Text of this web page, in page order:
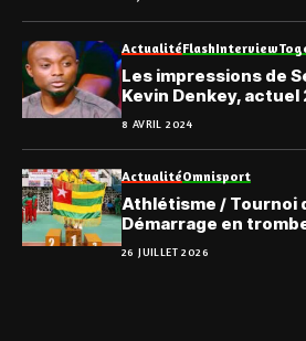
ActualitéFlashInterview
Les impressions de
Kevin Denkey,
buteur d’Europe
8 AVRIL 2024
ActualitéOmnisport
Athlétisme / Tournoi
Démarrage en
médailles
26 JUILLET 2026